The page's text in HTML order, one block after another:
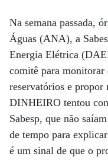
Na semana passada,
Águas (ANA), a
Energia Elétrica
comitê para
reservatórios e propor
DINHEIRO tentou
Sabesp, que não
de tempo para
é um sinal de que o